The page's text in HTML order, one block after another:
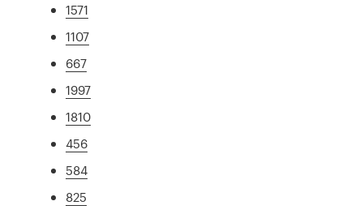
1571
1107
667
1997
1810
456
584
825